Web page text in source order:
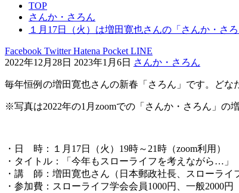
TOP
さんか・さろん
１月17日（火）は増田寛也さんの「さんか・さろ
Facebook TwitterHatena Pocket LINE
2022年12月28日 2023年1月6日 さんか・さろん
毎年恒例の増田寛也さんの新春「さろん」です。どな
※写真は2022年の1月zoomでの「さんか・さろん」の
・日 時：１月17日（火）19時～21時（zoom利用）
・タイトル：「今年もスローライフを考えながら…」
・講 師：増田寛也さん（日本郵政社長、スローライ
・参加費：スローライフ学会会員1000円、一般2000円